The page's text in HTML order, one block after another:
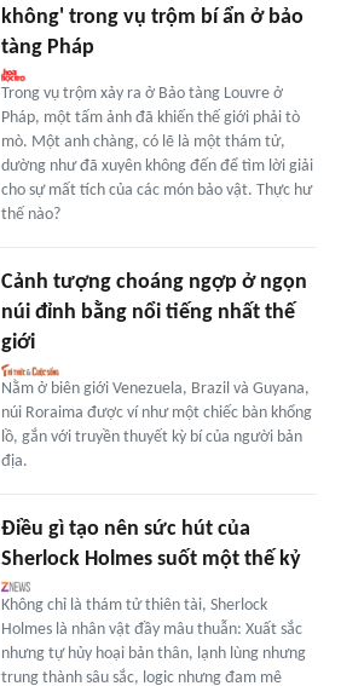
không' trong vụ trộm bí ẩn ở bảo
tàng Pháp
Trong vụ trộm xảy ra ở Bảo tàng Louvre ở
Pháp, một tấm ảnh đã khiến thế giới phải tò
mò. Một anh chàng, có lẽ là một thám tử,
dường như đã xuyên không đến để tìm lời giải
cho sự mất tích của các món bảo vật. Thực hư
thế nào?
Cảnh tượng choáng ngợp ở ngọn
núi đỉnh bằng nổi tiếng nhất thế
giới
Nằm ở biên giới Venezuela, Brazil và Guyana,
núi Roraima được ví như một chiếc bàn khổng
lồ, gắn với truyền thuyết kỳ bí của người bản
địa.
Điều gì tạo nên sức hút của
Sherlock Holmes suốt một thế kỷ
Không chỉ là thám tử thiên tài, Sherlock
Holmes là nhân vật đầy mâu thuẫn: Xuất sắc
nhưng tự hủy hoại bản thân, lạnh lùng nhưng
trung thành sâu sắc, logic nhưng đam mê